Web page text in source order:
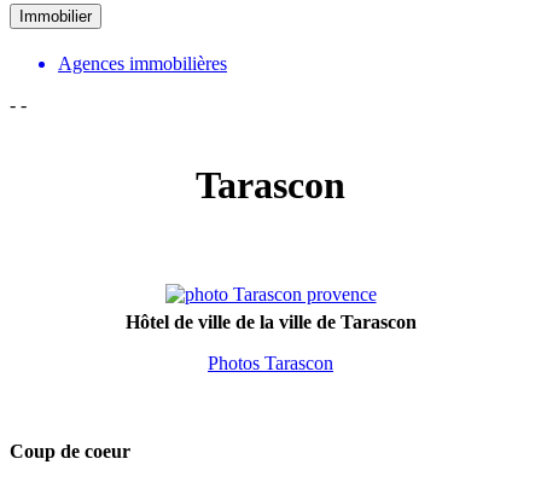
Immobilier
Agences immobilières
- -
Tarascon
Hôtel de ville de la ville de Tarascon
Photos Tarascon
Coup de coeur